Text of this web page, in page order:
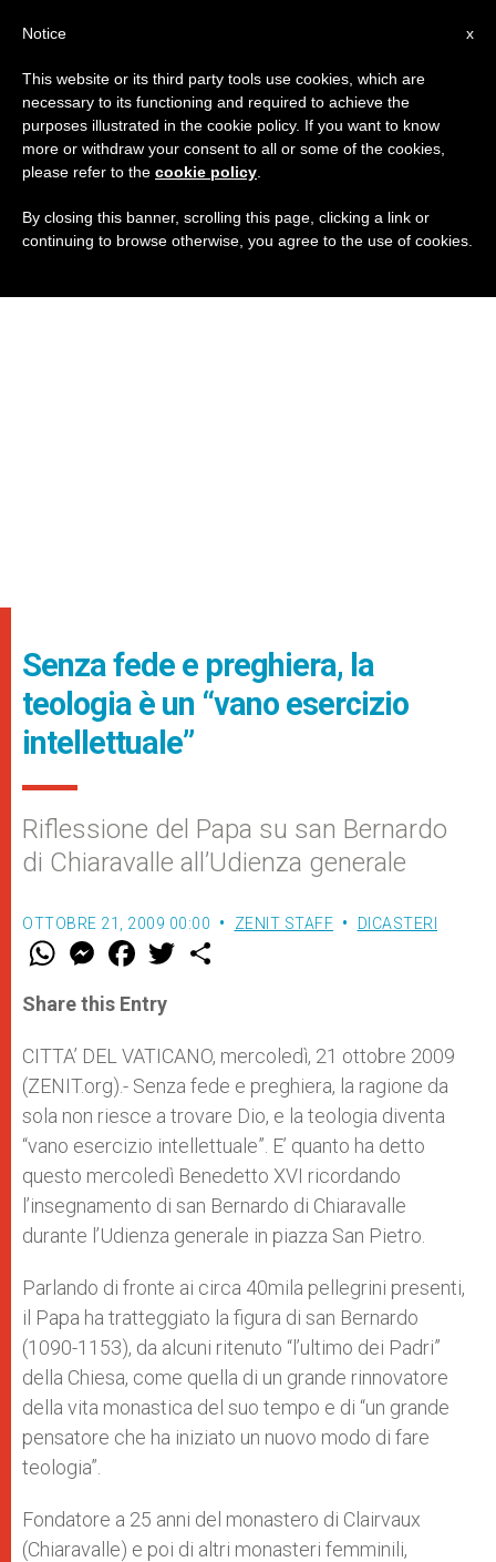
Senza fede e preghiera, la
teologia è un “vano esercizio
intellettuale”
Riflessione del Papa su san Bernardo
di Chiaravalle all’Udienza generale
OTTOBRE 21, 2009 00:00 ZENIT STAFF DICASTERI
W
t
s
p
p
M
e
s
e
g
e
r
F
a
e
b
o
k
w
r
Share this Entry
CITTA’ DEL VATICANO, mercoledì, 21 ottobre 2009
(ZENIT.org).- Senza fede e preghiera, la ragione da
sola non riesce a trovare Dio, e la teologia diventa
“vano esercizio intellettuale”. E’ quanto ha detto
questo mercoledì Benedetto XVI ricordando
l’insegnamento di san Bernardo di Chiaravalle
durante l’Udienza generale in piazza San Pietro.
Parlando di fronte ai circa 40mila pellegrini presenti,
il Papa ha tratteggiato la figura di san Bernardo
(1090-1153), da alcuni ritenuto “l’ultimo dei Padri”
della Chiesa, come quella di un grande rinnovatore
della vita monastica del suo tempo e di “un grande
pensatore che ha iniziato un nuovo modo di fare
teologia”.
Fondatore a 25 anni del monastero di Clairvaux
(Chiaravalle) e poi di altri monasteri femminili,
x
Notice
This website or its third party tools use cookies, which are
necessary to its functioning and required to achieve the
purposes illustrated in the cookie policy. If you want to know
more or withdraw your consent to all or some of the cookies,
please refer to the cookie policy
By closing this banner, scrolling this page, clicking a link or
continuing to browse otherwise, you agree to the use of cookies.